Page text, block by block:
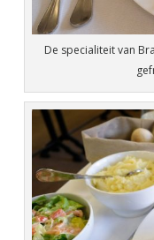
De specialiteit van